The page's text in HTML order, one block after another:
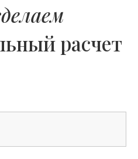
расчет